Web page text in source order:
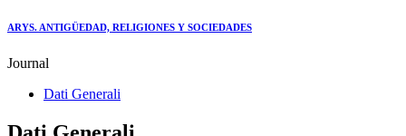
ARYS. ANTIGÜEDAD, RELIGIONES Y SOCIEDADES
Journal
Dati Generali